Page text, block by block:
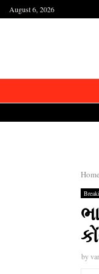
August 6, 2026
Home
by